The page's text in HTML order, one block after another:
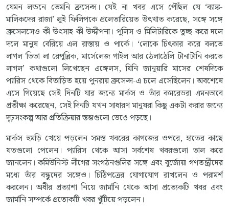
যেমন লন্ডনে তেমনি ব্রুসেল্স। যেই না খবর এসে পৌঁছল যে ‘ব্যাঙ্ক-
মালিকদের রাজা’ লুই ফিলিপকে প্রলেতারিয়েত উৎখাত করেছে, সঙ্গে সঙ্গে
ব্রুসেলসেও কী উৎসাহ কী উদ্দীপনা। পুলিস ও মিলিটারিকে তুচ্ছ করে দলে
দলে মানুষ বেরিয়ে এল রাস্তায় ও পার্কে। ‘লোকে চিৎকার করে বলতে
লাগল 'ভিভা লা রেপুব্লিক, মার্সেলেজ গাইল আর ঠেলাঠেলি টানাটানি করতে
লাগল’ কথাগুলো লিখেছেন এঙ্গেলস, যিনি জানুয়ারি মাসের শেষদিকে
প্যারিস থেকে বিতাড়িত হয়ে পুনরায় ব্রুসেল্স-এ চলে এসেছিলেন। অবশেষে
এসে গিয়েছে সেই দিনটি যার জন্যে মার্কস ও তাঁর কমরেডরা এমনভাবে
প্রতীক্ষা করেছেন, সেই দিনটি যখন সাধারণ মানুষরা কিছু একটা করার জন্যে
দৃঢ়সংকল্প আর প্রতিক্রিয়ার স্তম্ভগুলো ভেঙে পড়ছে।
মার্কস হুমড়ি খেয়ে পড়লেন সমস্ত খবরের কাগজের ওপরে, হাতের কাছে
যতগুলো পেলেন। প্যারিস থেকে আসা সর্বশেষ খবরগুলো ভাল করে
জানলেন। কমিউনিস্ট লীগের সংগঠনগুলির সঙ্গে এবং বুর্জোয়া গণতন্ত্রীদের
মধ্যে তাঁর বন্ধুদের সঙ্গেও। চিঠিপত্রের যোগাযোগ রাখলেন ও পরামর্শ
করলেন। অধীর প্রত্যাশা নিয়ে জার্মানি থেকে আসা প্রত্যেকটি খবর এবং
জার্মানি সম্পর্কে প্রত্যেকটি খবর খুঁটিয়ে পড়লেন।